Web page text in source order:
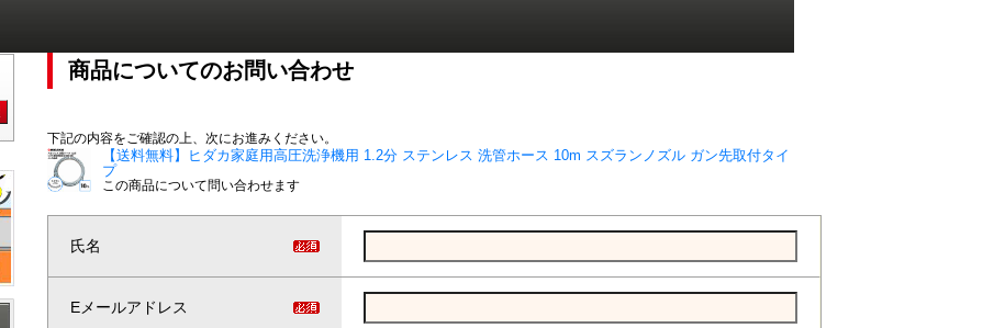
商品についてのお問い合わせ
下記の内容をご確認の上、次にお進みください。
【送料無料】ヒダカ家庭用高圧洗浄機用 1.2分 ステンレス 洗管ホース 10m スズランノズル ガン先取付タイ
プ
この商品について問い合わせます
氏名
Eメールアドレス